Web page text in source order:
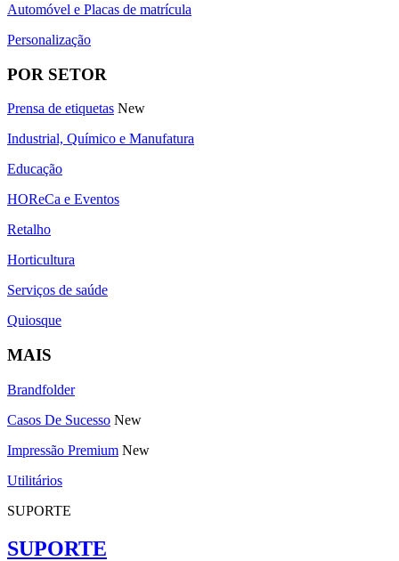
Automóvel e Placas de matrícula
Personalização
POR SETOR
Prensa de etiquetas New
Industrial, Químico e Manufatura
Educação
HOReCa e Eventos
Retalho
Horticultura
Serviços de saúde
Quiosque
MAIS
Brandfolder
Casos De Sucesso New
Impressão Premium New
Utilitários
SUPORTE
SUPORTE